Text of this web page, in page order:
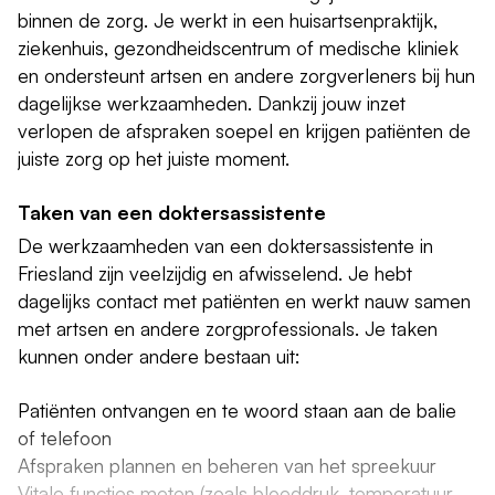
binnen de zorg. Je werkt in een huisartsenpraktijk,
ziekenhuis, gezondheidscentrum of medische kliniek
en ondersteunt artsen en andere zorgverleners bij hun
dagelijkse werkzaamheden. Dankzij jouw inzet
verlopen de afspraken soepel en krijgen patiënten de
juiste zorg op het juiste moment.
Taken van een doktersassistente
De werkzaamheden van een doktersassistente in
Friesland zijn veelzijdig en afwisselend. Je hebt
dagelijks contact met patiënten en werkt nauw samen
met artsen en andere zorgprofessionals. Je taken
kunnen onder andere bestaan uit:
Patiënten ontvangen en te woord staan aan de balie
of telefoon
Afspraken plannen en beheren van het spreekuur